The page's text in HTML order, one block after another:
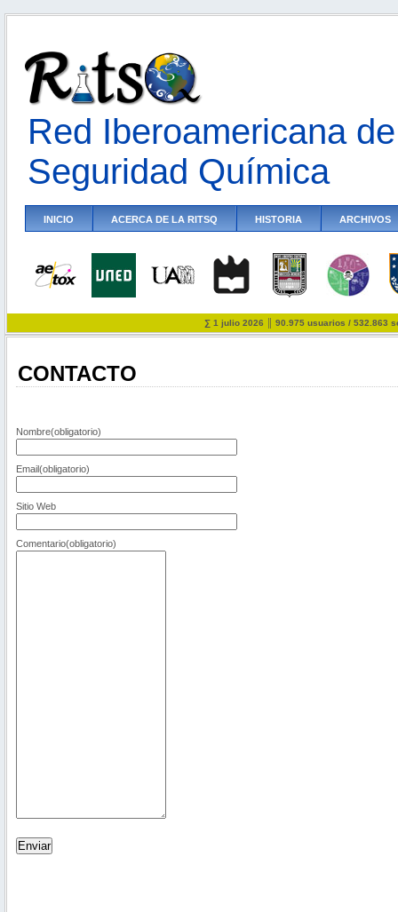
Red Iberoamericana
Seguridad Química
INICIO ACERCA DE LA RITSQ HISTORIA ARCHIVOS
∑ 1 julio 2026 ║ 90.975 usuarios / 532.863
CONTACTO
Nombre(obligatorio)
Email(obligatorio)
Sitio Web
Comentario(obligatorio)
Enviar